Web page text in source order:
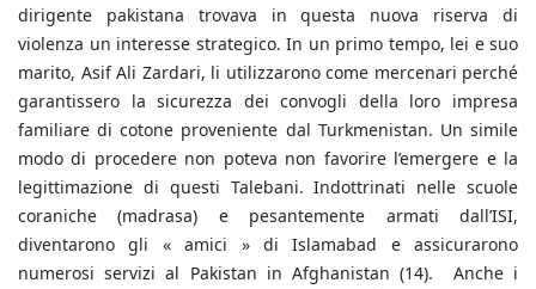
dirigente pakistana trovava in questa nuova riserva di
violenza un interesse strategico. In un primo tempo, lei e suo
marito, Asif Ali Zardari, li utilizzarono come mercenari perché
garantissero la sicurezza dei convogli della loro impresa
familiare di cotone proveniente dal Turkmenistan. Un simile
modo di procedere non poteva non favorire l’emergere e la
legittimazione di questi Talebani. Indottrinati nelle scuole
coraniche (madrasa) e pesantemente armati dall’ISI,
diventarono gli « amici » di Islamabad e assicurarono
numerosi servizi al Pakistan in Afghanistan (14). Anche i